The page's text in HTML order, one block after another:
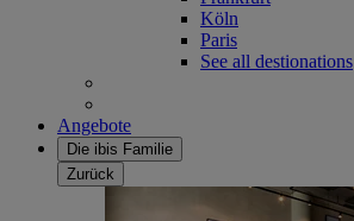
Köln
Paris
See all destionations
Angebote
Die ibis Familie
Zurück